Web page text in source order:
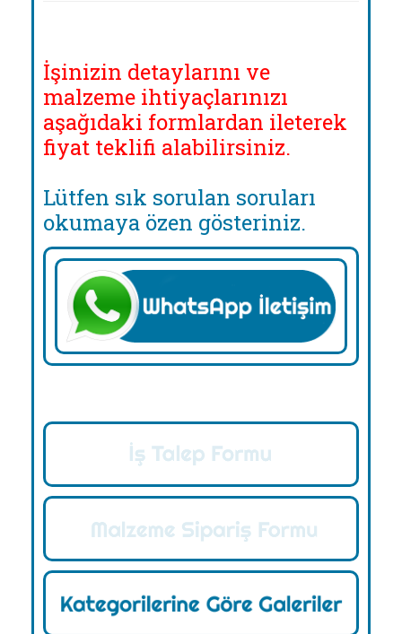
İşinizin detaylarını ve
malzeme ihtiyaçlarınızı
aşağıdaki formlardan ileterek
fiyat teklifi alabilirsiniz.
Lütfen sık sorulan soruları
okumaya özen gösteriniz.